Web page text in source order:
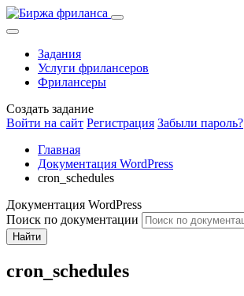
Задания
Услуги фрилансеров
Фрилансеры
Создать задание
Войти на сайт Регистрация Забыли пароль?
Главная
Документация WordPress
cron_schedules
Документация WordPress
Поиск по документации
Найти
cron_schedules